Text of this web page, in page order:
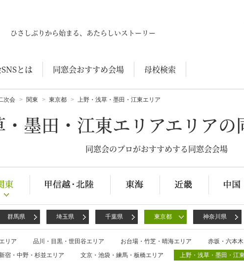
ひさしぶりから始まる、あたらしいストーリー
とは 同窓会おすすめ会場 母校検索
次会 関東 東京都 上野・浅草・墨田・江東エリア
・墨田・江東エリアエリア
同窓会のプロがおすすめする同窓会会場
群馬県 埼玉県 千葉県 東京都 神奈川県
リア 品川・目黒・世田谷エリア お台場・竹芝・晴海エリア 赤坂・六本
宿・中野・杉並エリア 文京・池袋・練馬・板橋エリア 上野・浅草・墨田・江